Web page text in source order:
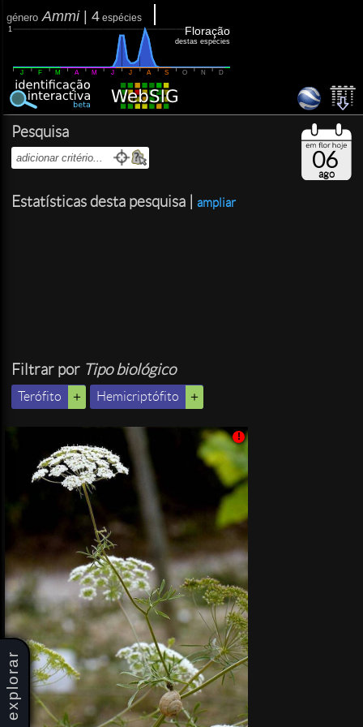
explorar
género Ammi| 4 espécies
1
J F M A M J J A S O N D
Floração
destas espécies
Pesquisa
Estatísticas desta pesquisa | ampliar
Filtrar por Tipo biológico
Terófito Hemicriptófito
06
ago
!